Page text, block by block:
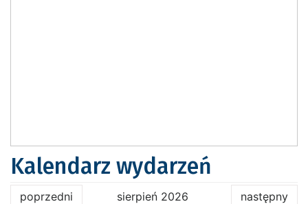
Kalendarz wydarzeń
poprzedni sierpień 2026 następny